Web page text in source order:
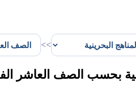
>>
بحسب الصف العاشر